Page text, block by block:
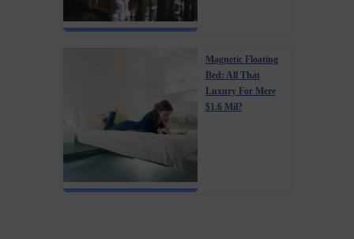
Magnetic Floating
Bed: All That
Luxury For Mere
$1.6 Mil?